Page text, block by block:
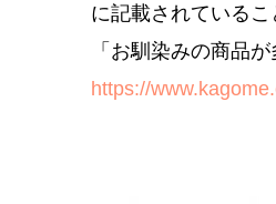
に記載されている
「お馴染みの商品
https://